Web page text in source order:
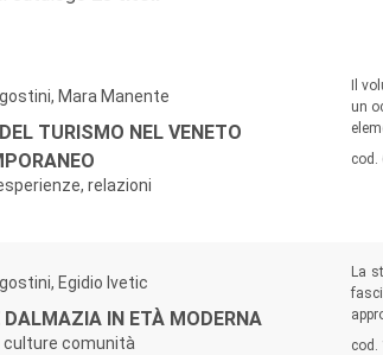
Mara Manente
TURISMO NEL VENETO
relazioni
Il
un
cod.
Egidio Ivetic
DALMAZIA IN ETÀ MODERNA
culture comunità
La
cod.